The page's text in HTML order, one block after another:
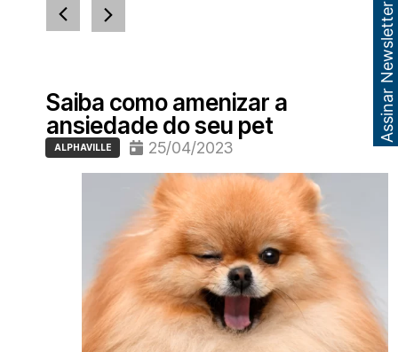
Saiba como amenizar a
ansiedade do seu pet
ALPHAVILLE 25/04/2023
Assinar Newsletter